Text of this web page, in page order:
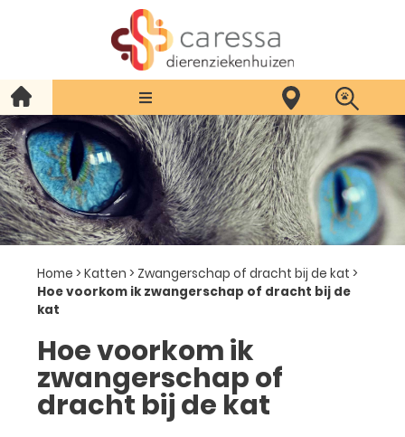
Home > Katten > Zwangerschap of dracht bij de kat >
Hoe voorkom ik zwangerschap of dracht bij de
kat
Hoe voorkom ik
zwangerschap of
dracht bij de kat